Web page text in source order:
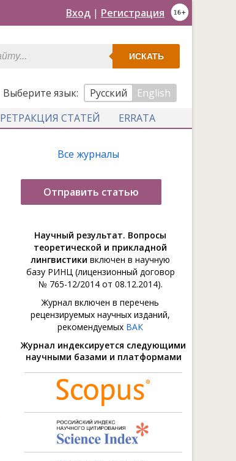
Вход | Регистрация
ИСКАТЬ
Выберите язык: Русский
English
РЕТРАКЦИЯ СТАТЕЙ ERRATA
Все журналы
Отправить статью
Научный результат. Вопросы
теоретической и прикладной
лингвистики включен в научную
базу РИНЦ (лицензионный договор
№ 765-12/2014 от 08.12.2014).
Журнал включен в перечень
рецензируемых научных изданий,
рекомендуемых ВАК
Журнал индексируется следующими
научными базами и платформами